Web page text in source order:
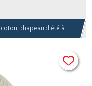
chapeau d'été à